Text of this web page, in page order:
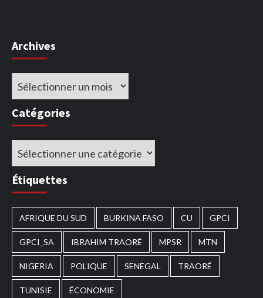
Archives
Archives
Catégories
Catégories
Étiquettes
AFRIQUE DU SUD BURKINA FASO CU GPCI
GPCI_SA IBRAHIM TRAORÉ MPSR MTN
NIGERIA POLIQUE SENEGAL TRAORÉ
TUNISIE ÉCONOMIE